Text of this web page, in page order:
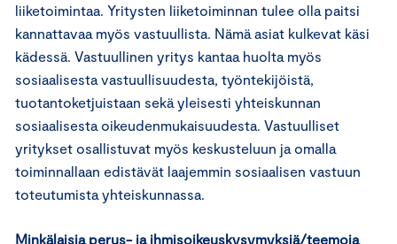
liiketoimintaa. Yritysten liiketoiminnan tulee olla paitsi
kannattavaa myös vastuullista. Nämä asiat kulkevat käsi
kädessä. Vastuullinen yritys kantaa huolta myös
sosiaalisesta vastuullisuudesta, työntekijöistä,
tuotantoketjuistaan sekä yleisesti yhteiskunnan
sosiaalisesta oikeudenmukaisuudesta. Vastuulliset
yritykset osallistuvat myös keskusteluun ja omalla
toiminnallaan edistävät laajemmin sosiaalisen vastuun
toteutumista yhteiskunnassa.
Minkälaisia perus- ja ihmisoikeuskysymyksiä/teemoja